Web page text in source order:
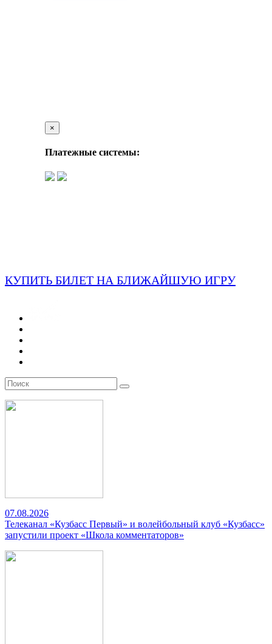
×
Платежные системы:
КУПИТЬ БИЛЕТ НА БЛИЖАЙШУЮ ИГРУ
07.08.2026
Телеканал «Кузбасс Первый» и волейбольный клуб «Кузбасс»
запустили проект «Школа комментаторов»